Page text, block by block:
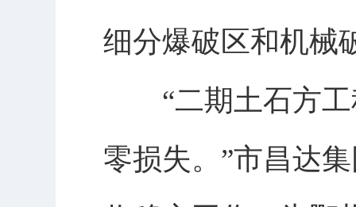
细分爆破区和机械
“二期土石方工
零损失。”市昌达